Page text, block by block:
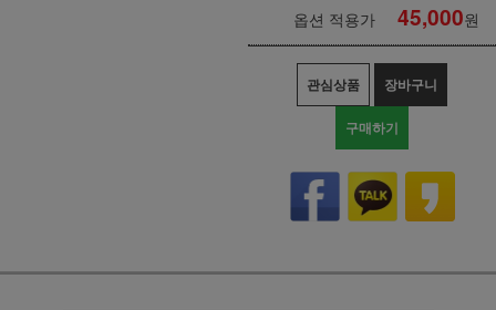
옵션 적용가 45,000원
관심상품 장바구니
구매하기